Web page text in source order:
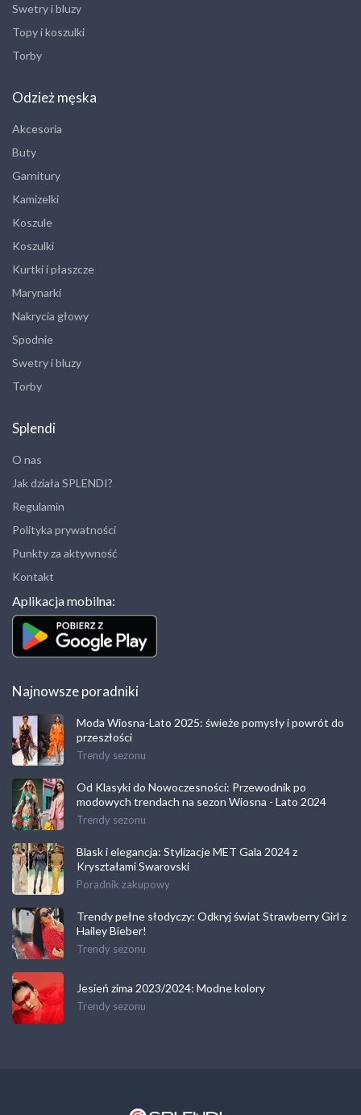
Swetry i bluzy
Topy i koszulki
Torby
Odzież męska
Akcesoria
Buty
Garnitury
Kamizelki
Koszule
Koszulki
Kurtki i płaszcze
Marynarki
Nakrycia głowy
Spodnie
Swetry i bluzy
Torby
Splendi
O nas
Jak działa SPLENDI?
Regulamin
Polityka prywatności
Punkty za aktywność
Kontakt
Aplikacja mobilna:
Najnowsze poradniki
Moda Wiosna-Lato 2025: świeże pomysły i powrót do
przeszłości
Trendy sezonu
Od Klasyki do Nowoczesności: Przewodnik po
modowych trendach na sezon Wiosna - Lato 2024
Trendy sezonu
Blask i elegancja: Stylizacje MET Gala 2024 z
Kryształami Swarovski
Poradnik zakupowy
Trendy pełne słodyczy: Odkryj świat Strawberry Girl z
Hailey Bieber!
Trendy sezonu
Jesień zima 2023/2024: Modne kolory
Trendy sezonu